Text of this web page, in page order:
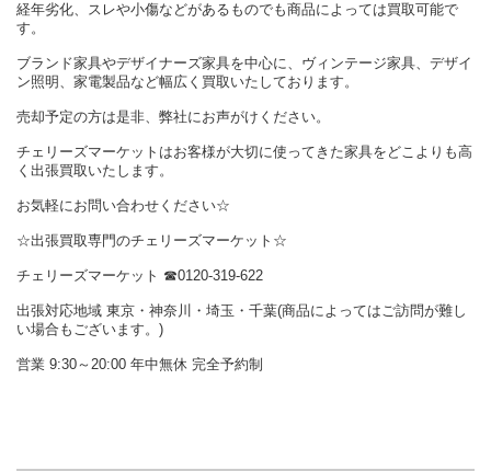
経年劣化、スレや小傷などがあるものでも商品によっては買取可能で
す。
ブランド家具やデザイナーズ家具を中心に、ヴィンテージ家具、デザイ
ン照明、家電製品など幅広く買取いたしております。
売却予定の方は是非、弊社にお声がけください。
チェリーズマーケットはお客様が大切に使ってきた家具をどこよりも高
く出張買取いたします。
お気軽にお問い合わせください☆
☆出張買取専門のチェリーズマーケット☆
チェリーズマーケット ☎︎0120-319-622
出張対応地域 東京・神奈川・埼玉・千葉(商品によってはご訪問が難し
い場合もございます。)
営業 9:30～20:00 年中無休 完全予約制